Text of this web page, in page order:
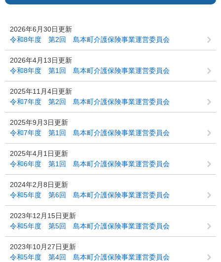
2026年6月30日更新
令和8年度 第2回 島本町介護保険事業運営委員会
2026年4月13日更新
令和8年度 第1回 島本町介護保険事業運営委員会
2025年11月4日更新
令和7年度 第2回 島本町介護保険事業運営委員会
2025年9月3日更新
令和7年度 第1回 島本町介護保険事業運営委員会
2025年4月1日更新
令和6年度 第1回 島本町介護保険事業運営委員会
2024年2月8日更新
令和5年度 第6回 島本町介護保険事業運営委員会
2023年12月15日更新
令和5年度 第5回 島本町介護保険事業運営委員会
2023年10月27日更新
令和5年度 第4回 島本町介護保険事業運営委員会